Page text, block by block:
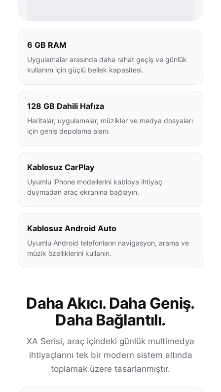
6 GB RAM
Uygulamalar arasında daha rahat geçiş ve günlük
kullanım için güçlü bellek kapasitesi.
128 GB Dahili Hafıza
Haritalar, uygulamalar, müzikler ve medya dosyaları
için geniş depolama alanı.
Kablosuz CarPlay
Uyumlu iPhone modellerini kabloya ihtiyaç
duymadan araç ekranına bağlayın.
Kablosuz Android Auto
Uyumlu Android telefonların navigasyon, arama ve
müzik özelliklerini kullanın.
Daha Akıcı. Daha Geniş.
Daha Bağlantılı.
XA Serisi, araç içindeki günlük multimedya
ihtiyaçlarını tek bir modern sistem altında
toplamak üzere tasarlanmıştır.